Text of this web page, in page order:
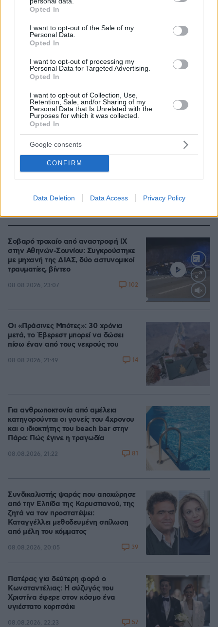
grant or deny consent to Google and its third-party tags to
use your data for below specified purposes in below Google
consent section.
Opted In
I want to opt-out of the Sale of my
Personal Data.
Opted In
I want to opt-out of processing my
Personal Data for Targeted Advertising.
Opted In
I want to opt-out of Collection, Use,
Retention, Sale, and/or Sharing of my
Personal Data that Is Unrelated with the
Purposes for which it was collected.
Opted In
Google consents
CONFIRM
Data Deletion Data Access Privacy Policy
Μυστήριο 3.500 ετών στη Σαντορίνη: Ο 15χρονος
που δεν πρόλαβε να ξεφύγει από το τσουνάμι
μπορεί ν' αλλάξει τη χρονολογία της μεγάλης
08.08.2026, 18:08
Σοβαρό τροχαίο από αναστροφή ΙΧ
στην Αθηνών-Σουνίου: Συγκρούστηκε
με μηχανή της ΔΙΑΣ, δύο αστυνομικοί
τραυματίες, βίντεο
08.08.2026, 23:07 102
Οι «Πράσινες Μπότες»: 30 χρόνια
μετά, το Έβερεστ μπορεί να δώσει
πίσω έναν από τους νεκρούς του
08.08.2026, 21:49 14
Για ανθρωποκτονία από αμέλεια
κατηγορούνται οι γονείς του 4χρονου
και ο ιδιοκτήτης του beach bar στην
Πάρο: Πώς έγινε η τραγωδία
08.08.2026, 21:22 81
Συνδικαλιστής ψαράς που αποχώρησε
από την Ελπίδα της Καρυστιανού, της
ζητά να τον προστατέψει:
Καταγγέλλει μεθοδευμένη σπίλωση
από μέλη του κόμματος
08.08.2026, 20:05 39
Πατέρας για δεύτερη φορά ο
Κωνσταντέλιας: Η σύζυγός του
Χριστίνα έφερε στον κόσμο ένα
υγιέστατο κοριτσάκι
08.08.2026, 22:23 57